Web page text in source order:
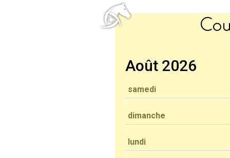
Août 2026
samedi
dimanche
lundi